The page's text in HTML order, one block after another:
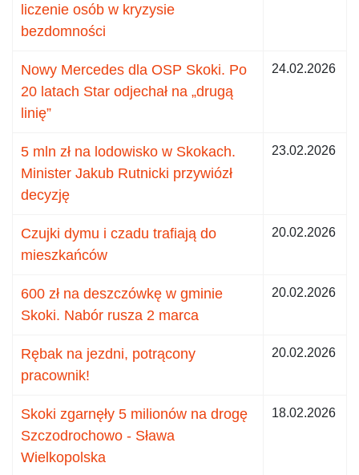
liczenie osób w kryzysie
bezdomności
Nowy Mercedes dla OSP Skoki. Po
20 latach Star odjechał na „drugą
linię”
24.02.2026
5 mln zł na lodowisko w Skokach.
Minister Jakub Rutnicki przywiózł
decyzję
23.02.2026
Czujki dymu i czadu trafiają do
mieszkańców
20.02.2026
600 zł na deszczówkę w gminie
Skoki. Nabór rusza 2 marca
20.02.2026
Rębak na jezdni, potrącony
pracownik!
20.02.2026
Skoki zgarnęły 5 milionów na drogę
Szczodrochowo - Sława
Wielkopolska
18.02.2026